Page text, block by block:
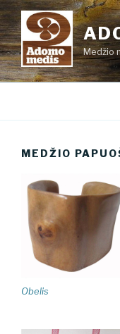
Eiti
prie
turinio
Medžio
MEDŽIO
Obelis